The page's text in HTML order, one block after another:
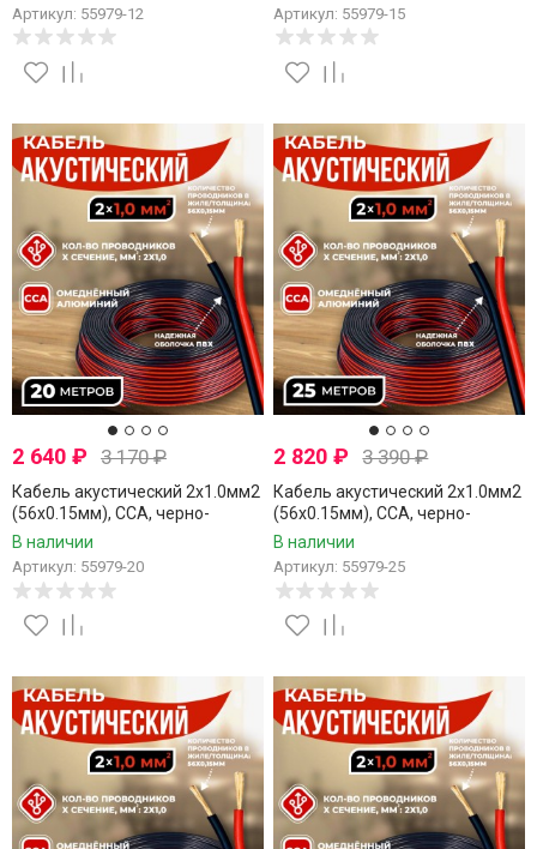
Артикул: 55979-12 Артикул: 55979-15
2 640 ₽ 3 170₽
Кабель акустический 2x1.0мм2
(56x0.15мм), CCA, черно-
красный, Technolink, 20 метров
В наличии
Артикул: 55979-20
2 820₽ 3 390₽
Кабель акустический 2x1.0мм2
(56x0.15мм), CCA, черно-
красный, Technolink, 25 метров
В наличии
Артикул: 55979-25